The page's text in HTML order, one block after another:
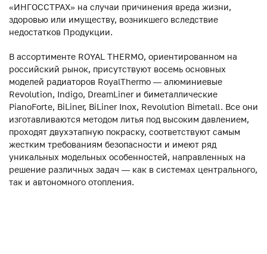
«ИНГОССТРАХ» на случаи причинения вреда жизни,
здоровью или имуществу, возникшего вследствие
недостатков Продукции.
В ассортименте ROYAL THERMO, ориентированном на
российский рынок, присутствуют восемь основных
моделей радиаторов RoyalThermo — алюминиевые
Revolution, Indigo, DreamLiner и биметаллические
PianoForte, BiLiner, BiLiner Inox, Revolution Bimetall. Все они
изготавливаются методом литья под высоким давлением,
проходят двухэтапную покраску, соответствуют самым
жестким требованиям безопасности и имеют ряд
уникальных модельных особенностей, направленных на
решение различных задач — как в системах центрального,
так и автономного отопления.